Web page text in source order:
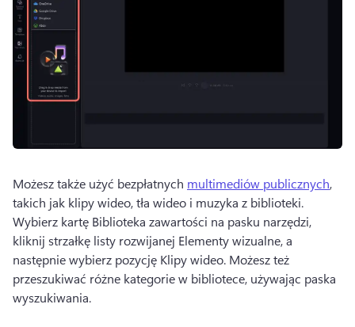
Możesz także użyć bezpłatnych multimediów publicznych,
Wybierz kartę Biblioteka zawartości na pasku narzędzi,
kliknij strzałkę listy rozwijanej Elementy wizualne, a
następnie wybierz pozycję Klipy wideo. Możesz też
przeszukiwać różne kategorie w bibliotece, używając paska
wyszukiwania.